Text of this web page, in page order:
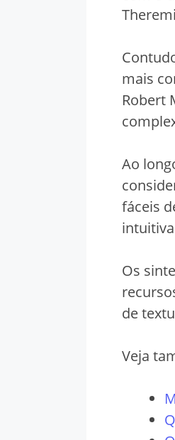
mais
Robert
Ao
fáceis
Os
de
Veja